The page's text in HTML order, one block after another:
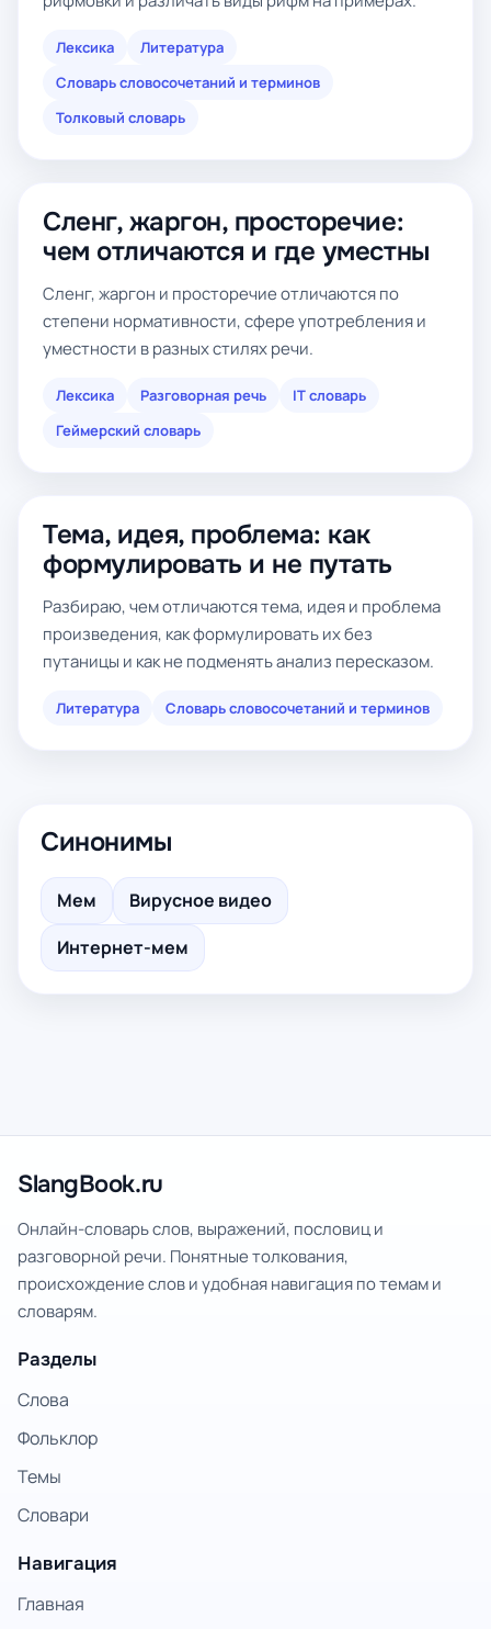
Лексика
Литература
Словарь словосочетаний и терминов
Толковый словарь
Сленг, жаргон, просторечие:
чем отличаются и где уместны
Сленг, жаргон и просторечие отличаются по
степени нормативности, сфере употребления и
уместности в разных стилях речи.
Лексика Разговорная речь
IT словарь
Геймерский словарь
Тема, идея, проблема: как
формулировать и не путать
Разбираю, чем отличаются тема, идея и проблема
произведения, как формулировать их без
путаницы и как не подменять анализ пересказом.
Литература Словарь словосочетаний и терминов
Синонимы
Мем
Вирусное видео
Интернет-мем
SlangBook.ru
Онлайн-словарь слов, выражений, пословиц и
разговорной речи. Понятные толкования,
происхождение слов и удобная навигация по темам и
словарям.
Разделы
Слова
Фольклор
Темы
Словари
Навигация
Главная